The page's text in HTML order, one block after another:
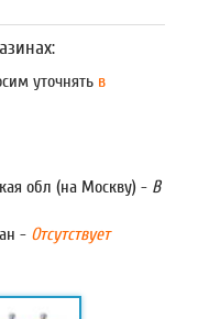
уточнять в
обл (на Москву) - В
- Отсутствует